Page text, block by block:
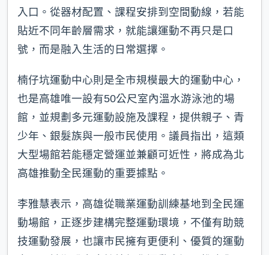
入口。從器材配置、課程安排到空間動線，若能
貼近不同年齡層需求，就能讓運動不再只是口
號，而是融入生活的日常選擇。
楠仔坑運動中心則是全市規模最大的運動中心，
也是高雄唯一設有50公尺室內溫水游泳池的場
館，並規劃多元運動設施及課程，提供親子、青
少年、銀髮族與一般市民使用。議員指出，這類
大型場館若能穩定營運並兼顧可近性，將成為北
高雄推動全民運動的重要據點。
李雅慧表示，高雄從職業運動訓練基地到全民運
動場館，正逐步建構完整運動環境，不僅有助競
技運動發展，也讓市民擁有更便利、優質的運動